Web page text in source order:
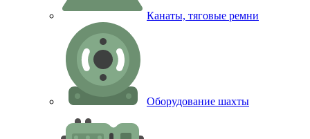
Канаты, тяговые ремни
Оборудование шахты